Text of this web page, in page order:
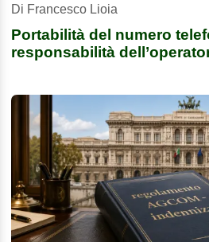
Di Francesco Lioia
Portabilità del numero
responsabilità